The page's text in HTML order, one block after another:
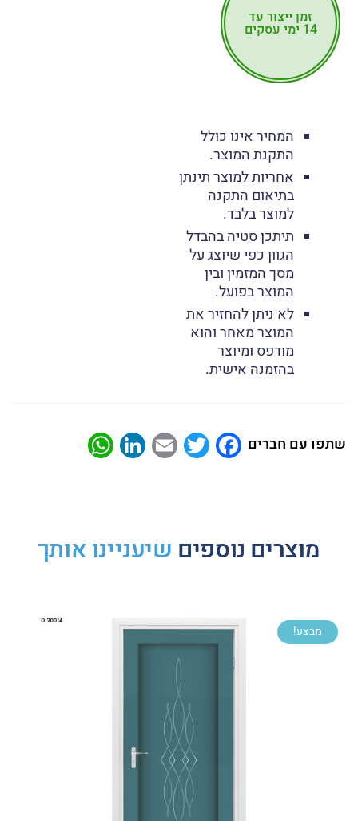
זמן ייצור עד
14 ימי עסקים
המחיר אינו כולל
התקנת המוצר.
אחריות למוצר תינתן
בתיאום התקנה
למוצר בלבד.
תיתכן סטיה בהבדל
הגוון כפי שיוצג על
מסך המזמין ובין
המוצר בפועל.
לא ניתן להחזיר את
המוצר מאחר והוא
מודפס ומיוצר
בהזמנה אישית.
שתפו עם חברים Facebook
Twitter
Email
LinkedIn
מוצרים נוספים שיעניינו אותך
מבצע!